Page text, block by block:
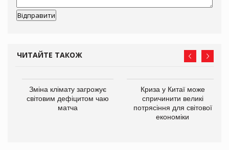
ЧИТАЙТЕ ТАКОЖ
Зміна клімату загрожує
світовим дефіцитом чаю
матча
Криза у Китаї може
спричинити великі
потрясіння для світової
економіки